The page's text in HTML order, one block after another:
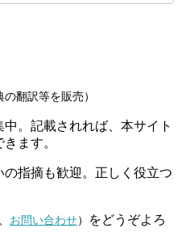
の翻訳等を販売）
。記載されれば、本サイト
ます。
指摘も歓迎。正しく役立つ
お問い合わせ）
をどうぞよろ